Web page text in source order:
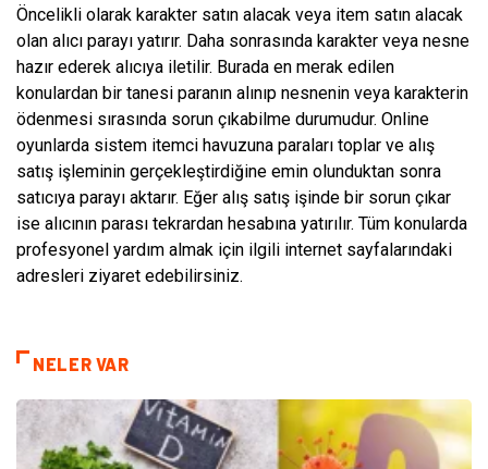
Öncelikli olarak karakter satın alacak veya item satın alacak
olan alıcı parayı yatırır. Daha sonrasında karakter veya nesne
hazır ederek alıcıya iletilir. Burada en merak edilen
konulardan bir tanesi paranın alınıp nesnenin veya karakterin
ödenmesi sırasında sorun çıkabilme durumudur. Online
oyunlarda sistem itemci havuzuna paraları toplar ve alış
satış işleminin gerçekleştirdiğine emin olunduktan sonra
satıcıya parayı aktarır. Eğer alış satış işinde bir sorun çıkar
ise alıcının parası tekrardan hesabına yatırılır. Tüm konularda
profesyonel yardım almak için ilgili internet sayfalarındaki
adresleri ziyaret edebilirsiniz.
NELER VAR